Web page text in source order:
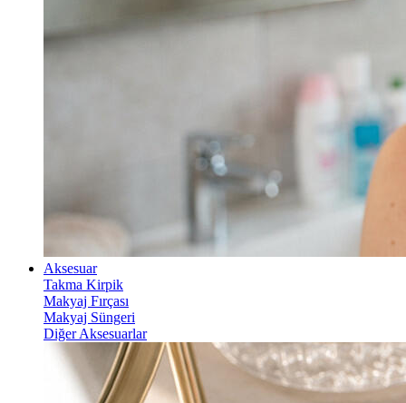
Aksesuar
Takma Kirpik
Makyaj Fırçası
Makyaj Süngeri
Diğer Aksesuarlar